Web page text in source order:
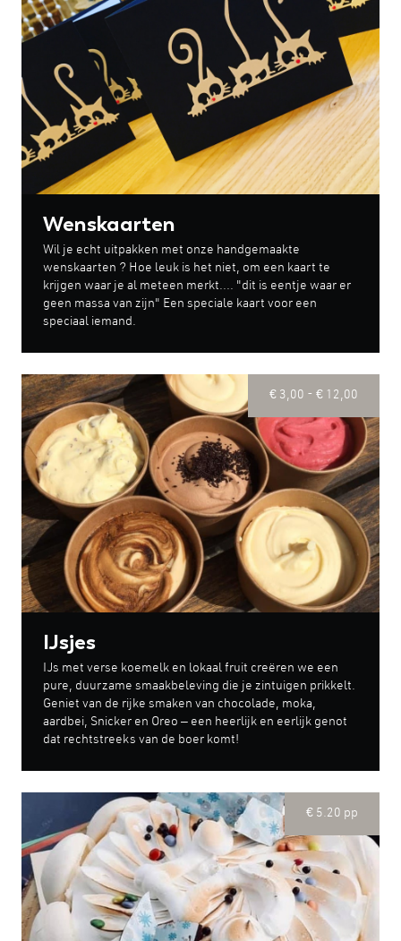
Wenskaarten
Wil je echt uitpakken met onze handgemaakte
wenskaarten ? Hoe leuk is het niet, om een kaart te
krijgen waar je al meteen merkt.... "dit is eentje waar er
geen massa van zijn" Een speciale kaart voor een
speciaal iemand.
€ 3,00 - € 12,00
IJsjes
IJs met verse koemelk en lokaal fruit creëren we een
pure, duurzame smaakbeleving die je zintuigen prikkelt.
Geniet van de rijke smaken van chocolade, moka,
aardbei, Snicker en Oreo – een heerlijk en eerlijk genot
dat rechtstreeks van de boer komt!
€ 5.20 pp